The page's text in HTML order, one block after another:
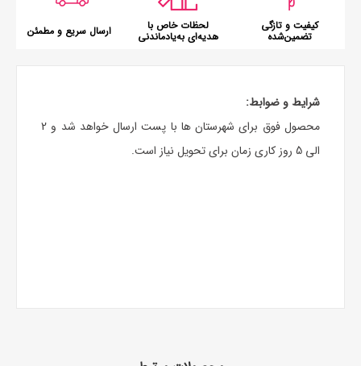
کیفیت و تازگی
تضمین‌شده
لحظات خاص با
هدیه‌ای به‌یادماندنی ارسال سریع و مطمئن
شرایط و ضوابط:
محصول فوق برای شهرستان ها با پست ارسال خواهد شد و 2
الی 5 روز کاری زمان برای تحویل نیاز است.